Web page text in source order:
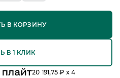
В КОРЗИНУ
В 1 КЛИК
20 191,75 ₽ x 4